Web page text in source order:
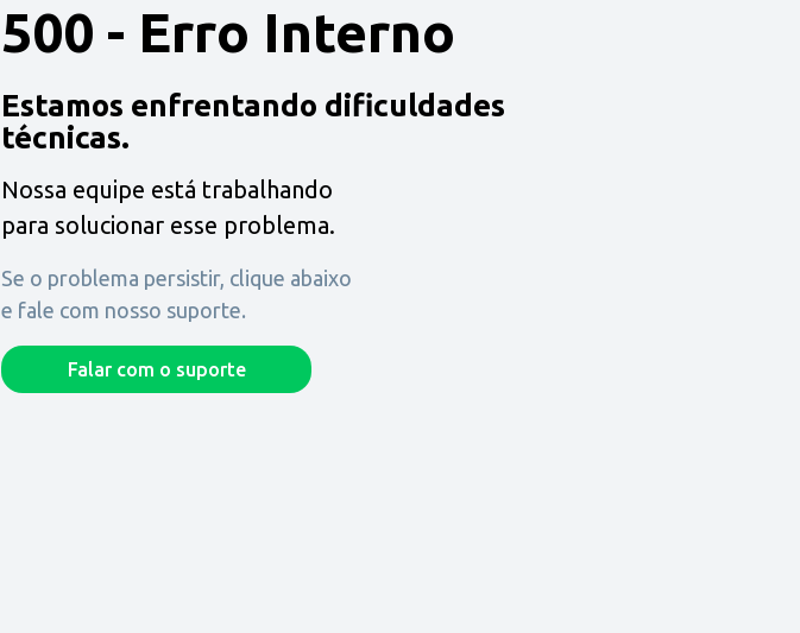
500 - Erro Interno
Estamos enfrentando dificuldades
técnicas.
Nossa equipe está trabalhando
para solucionar esse problema.
Se o problema persistir, clique abaixo
e fale com nosso suporte.
Falar com o suporte